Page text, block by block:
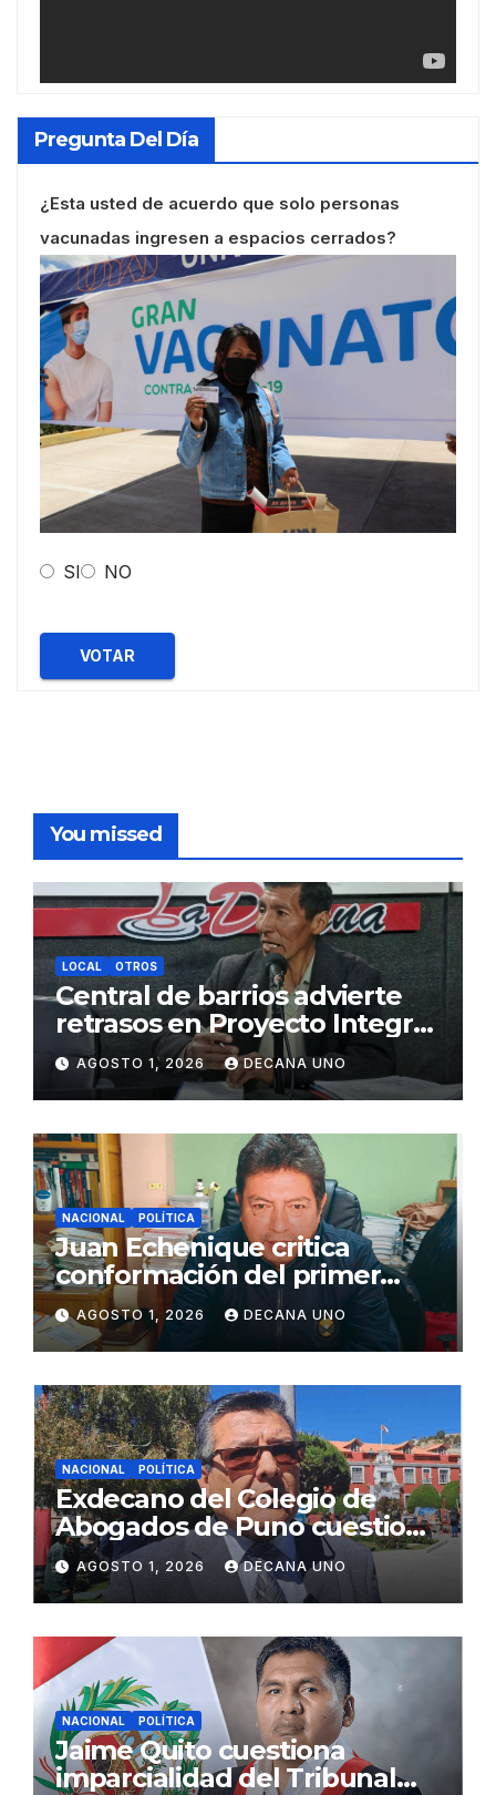
Pregunta Del Día
¿Esta usted de acuerdo que solo personas
vacunadas ingresen a espacios cerrados?
SI NO
VOTAR
You missed
LOCAL OTROS
Central de barrios advierte
retrasos en Proyecto Integral
de Agua y Alcantarillado para
Juliaca
AGOSTO 1, 2026 DECANA UNO
NACIONAL POLÍTICA
Juan Echenique critica
conformación del primer
gabinete ministerial de Keiko
Fujimori
AGOSTO 1, 2026 DECANA UNO
NACIONAL POLÍTICA
Exdecano del Colegio de
Abogados de Puno cuestiona
propuestas sobre seguridad
ciudadana
AGOSTO 1, 2026 DECANA UNO
NACIONAL POLÍTICA
Jaime Quito cuestiona
imparcialidad del Tribunal